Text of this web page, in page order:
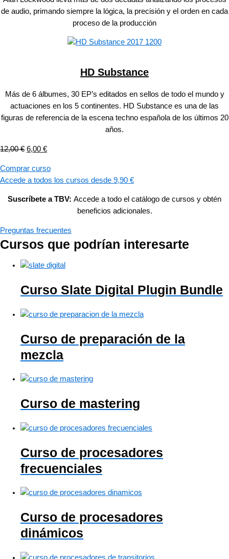
de audio, primando siempre la lógica, la precisión y el orden en cada
proceso de la producción
HD Substance
Más de 6 álbumes, 30 EP’s editados en sellos de todo el mundo y
actuaciones en los 5 continentes. HD Substance es una de las
figuras de referencia de la escena techno española de los últimos 20
años.
12,00€ 6,00 €
Comprar curso
Accede a todos los cursos desde 9,90 €
Suscríbete a TBV: Accede a todo el catálogo de cursos y obtén
beneficios adicionales.
Preguntas frecuentes
Cursos que podrían interesarte
Curso Slate Digital Plugin Bundle
Curso de preparación de la
mezcla
Curso de mastering
Curso de procesadores
frecuenciales
Curso de procesadores
dinámicos